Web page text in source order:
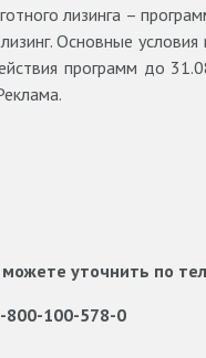
лизинга –
Основные
программ до
уточнить по
800-100-578-0